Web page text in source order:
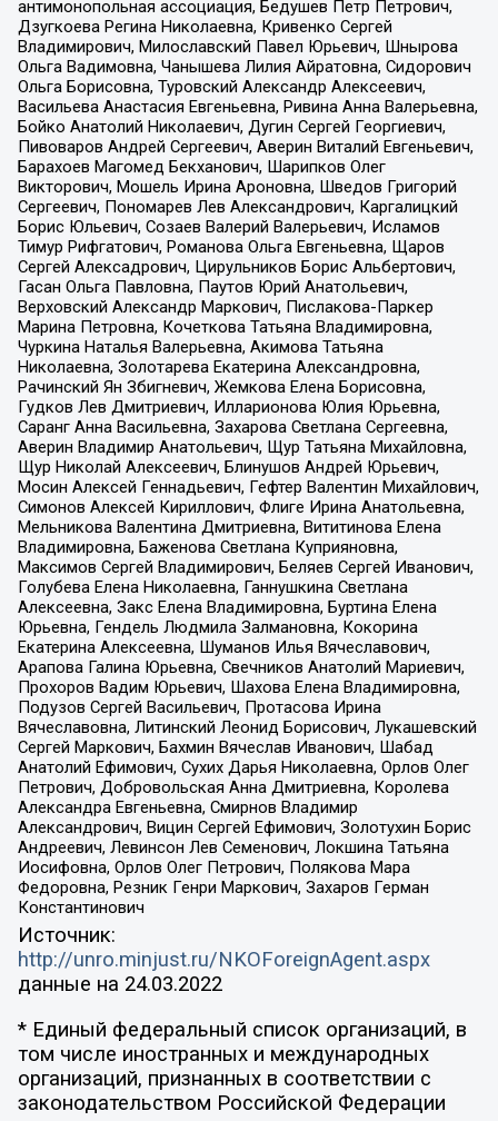
антимонопольная ассоциация, Бедушев Петр Петрович,
Дзугкоева Регина Николаевна, Кривенко Сергей
Владимирович, Милославский Павел Юрьевич, Шнырова
Ольга Вадимовна, Чанышева Лилия Айратовна, Сидорович
Ольга Борисовна, Туровский Александр Алексеевич,
Васильева Анастасия Евгеньевна, Ривина Анна Валерьевна,
Бойко Анатолий Николаевич, Дугин Сергей Георгиевич,
Пивоваров Андрей Сергеевич, Аверин Виталий Евгеньевич,
Барахоев Магомед Бекханович, Шарипков Олег
Викторович, Мошель Ирина Ароновна, Шведов Григорий
Сергеевич, Пономарев Лев Александрович, Каргалицкий
Борис Юльевич, Созаев Валерий Валерьевич, Исламов
Тимур Рифгатович, Романова Ольга Евгеньевна, Щаров
Сергей Алексадрович, Цирульников Борис Альбертович,
Гасан Ольга Павловна, Паутов Юрий Анатольевич,
Верховский Александр Маркович, Пислакова-Паркер
Марина Петровна, Кочеткова Татьяна Владимировна,
Чуркина Наталья Валерьевна, Акимова Татьяна
Николаевна, Золотарева Екатерина Александровна,
Рачинский Ян Збигневич, Жемкова Елена Борисовна,
Гудков Лев Дмитриевич, Илларионова Юлия Юрьевна,
Саранг Анна Васильевна, Захарова Светлана Сергеевна,
Аверин Владимир Анатольевич, Щур Татьяна Михайловна,
Щур Николай Алексеевич, Блинушов Андрей Юрьевич,
Мосин Алексей Геннадьевич, Гефтер Валентин Михайлович,
Симонов Алексей Кириллович, Флиге Ирина Анатольевна,
Мельникова Валентина Дмитриевна, Вититинова Елена
Владимировна, Баженова Светлана Куприяновна,
Максимов Сергей Владимирович, Беляев Сергей Иванович,
Голубева Елена Николаевна, Ганнушкина Светлана
Алексеевна, Закс Елена Владимировна, Буртина Елена
Юрьевна, Гендель Людмила Залмановна, Кокорина
Екатерина Алексеевна, Шуманов Илья Вячеславович,
Арапова Галина Юрьевна, Свечников Анатолий Мариевич,
Прохоров Вадим Юрьевич, Шахова Елена Владимировна,
Подузов Сергей Васильевич, Протасова Ирина
Вячеславовна, Литинский Леонид Борисович, Лукашевский
Сергей Маркович, Бахмин Вячеслав Иванович, Шабад
Анатолий Ефимович, Сухих Дарья Николаевна, Орлов Олег
Петрович, Добровольская Анна Дмитриевна, Королева
Александра Евгеньевна, Смирнов Владимир
Александрович, Вицин Сергей Ефимович, Золотухин Борис
Андреевич, Левинсон Лев Семенович, Локшина Татьяна
Иосифовна, Орлов Олег Петрович, Полякова Мара
Федоровна, Резник Генри Маркович, Захаров Герман
Константинович
Источник:
http://unro.minjust.ru/NKOForeignAgent.aspx
данные на 24.03.2022
* Единый федеральный список организаций, в
том числе иностранных и международных
организаций, признанных в соответствии с
законодательством Российской Федерации